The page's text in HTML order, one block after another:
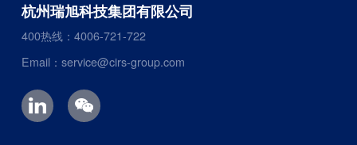
杭州瑞旭科技集团有限公司
400热线：4006-721-722
Email：service@cirs-group.com